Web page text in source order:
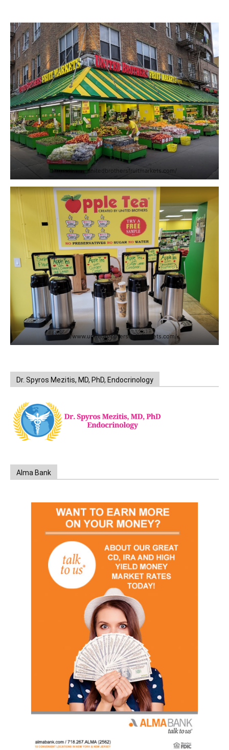
https://www.unitedbrothersfruitmarkets.com/
https://www.unitedbrothersfruitmarkets.com/
Dr. Spyros Mezitis, MD, PhD, Endocrinology
Alma Bank